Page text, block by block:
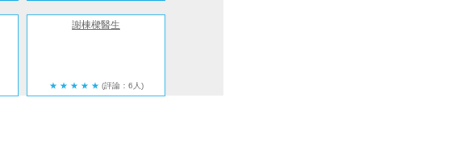
謝棟樑醫生
★ ★ ★ ★ ★ (評論：6人)